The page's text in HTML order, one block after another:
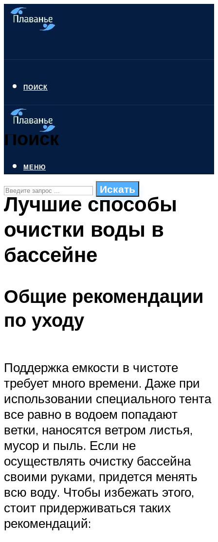
ПОИСК
Поиск
Искать
СТИЛИ ПЛАВАНЬЯ
ПЛАВАНЬЕ ДЛЯ ДЕТЕЙ
БАССЕЙН ДЛЯ ДОМА
МЕНЮ
МЕНЮ
Лучшие способы
очистки воды в
бассейне
Общие рекомендации
по уходу
Поддержка емкости в чистоте
требует много времени. Даже при
использовании специального тента
все равно в водоем попадают
ветки, наносятся ветром листья,
мусор и пыль. Если не
осуществлять очистку бассейна
своими руками, придется менять
всю воду. Чтобы избежать этого,
стоит придерживаться таких
рекомендаций: